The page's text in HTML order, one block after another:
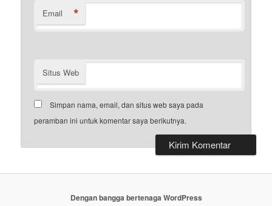
Email *
Situs Web
Simpan nama, email, dan situs web saya pada
peramban ini untuk komentar saya berikutnya.
Dengan bangga bertenaga WordPress